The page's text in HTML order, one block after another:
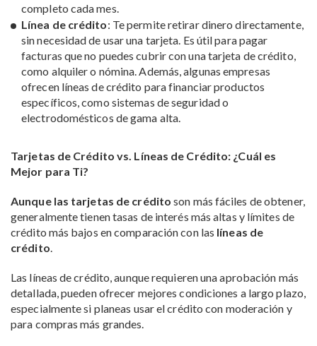
completo cada mes.
Línea de crédito: Te permite retirar dinero directamente,
sin necesidad de usar una tarjeta. Es útil para pagar
facturas que no puedes cubrir con una tarjeta de crédito,
como alquiler o nómina. Además, algunas empresas
ofrecen líneas de crédito para financiar productos
específicos, como sistemas de seguridad o
electrodomésticos de gama alta.
Tarjetas de Crédito vs. Líneas de Crédito: ¿Cuál es
Mejor para Ti?
Aunque las tarjetas de crédito son más fáciles de obtener,
generalmente tienen tasas de interés más altas y límites de
crédito más bajos en comparación con las líneas de
crédito.
Las líneas de crédito, aunque requieren una aprobación más
detallada, pueden ofrecer mejores condiciones a largo plazo,
especialmente si planeas usar el crédito con moderación y
para compras más grandes.